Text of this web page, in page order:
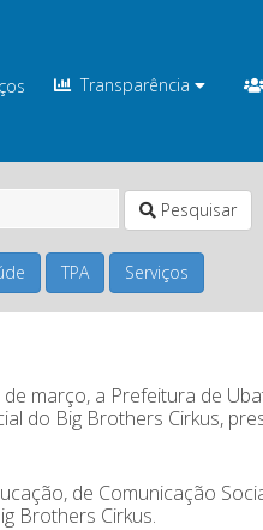
Transparência
Pesquisar
TPA Serviços
março, a Prefeitura de
do Big Brothers Cirkus,
de Comunicação
Brothers Cirkus.